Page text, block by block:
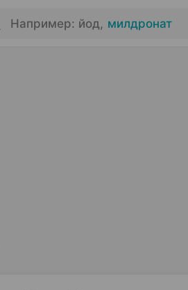
Например: йод, милдронат